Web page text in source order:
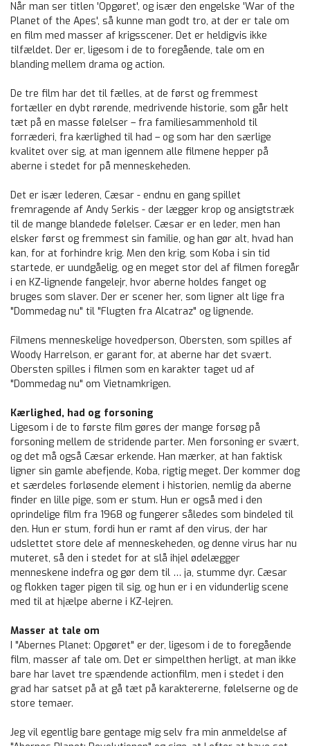
Når man ser titlen 'Opgøret', og især den engelske 'War of the
Planet of the Apes', så kunne man godt tro, at der er tale om
en film med masser af krigsscener. Det er heldigvis ikke
tilfældet. Der er, ligesom i de to foregående, tale om en
blanding mellem drama og action.
De tre film har det til fælles, at de først og fremmest
fortæller en dybt rørende, medrivende historie, som går helt
tæt på en masse følelser – fra familiesammenhold til
forræderi, fra kærlighed til had – og som har den særlige
kvalitet over sig, at man igennem alle filmene hepper på
aberne i stedet for på menneskeheden.
Det er især lederen, Cæsar - endnu en gang spillet
fremragende af Andy Serkis - der lægger krop og ansigtstræk
til de mange blandede følelser. Cæsar er en leder, men han
elsker først og fremmest sin familie, og han gør alt, hvad han
kan, for at forhindre krig. Men den krig, som Koba i sin tid
startede, er uundgåelig, og en meget stor del af filmen foregår
i en KZ-lignende fangelejr, hvor aberne holdes fanget og
bruges som slaver. Der er scener her, som ligner alt lige fra
"Dommedag nu" til "Flugten fra Alcatraz" og lignende.
Filmens menneskelige hovedperson, Obersten, som spilles af
Woody Harrelson, er garant for, at aberne har det svært.
Obersten spilles i filmen som en karakter taget ud af
"Dommedag nu" om Vietnamkrigen.
Kærlighed, had og forsoning
Ligesom i de to første film gøres der mange forsøg på
forsoning mellem de stridende parter. Men forsoning er svært,
og det må også Cæsar erkende. Han mærker, at han faktisk
ligner sin gamle abefjende, Koba, rigtig meget. Der kommer dog
et særdeles forløsende element i historien, nemlig da aberne
finder en lille pige, som er stum. Hun er også med i den
oprindelige film fra 1968 og fungerer således som bindeled til
den. Hun er stum, fordi hun er ramt af den virus, der har
udslettet store dele af menneskeheden, og denne virus har nu
muteret, så den i stedet for at slå ihjel ødelægger
menneskene indefra og gør dem til … ja, stumme dyr. Cæsar
og flokken tager pigen til sig, og hun er i en vidunderlig scene
med til at hjælpe aberne i KZ-lejren.
Masser at tale om
I "Abernes Planet: Opgøret" er der, ligesom i de to foregående
film, masser af tale om. Det er simpelthen herligt, at man ikke
bare har lavet tre spændende actionfilm, men i stedet i den
grad har satset på at gå tæt på karaktererne, følelserne og de
store temaer.
Jeg vil egentlig bare gentage mig selv fra min anmeldelse af